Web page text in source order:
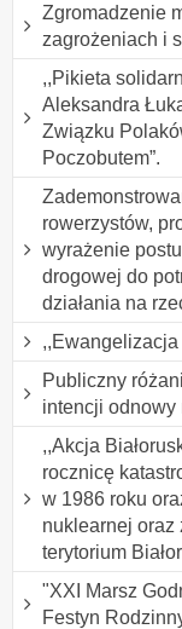
Zgromadzenie
zagrożeniach i
,,Pikieta
Aleksandra
Związku
Poczobutem”.
rowerzystów,
wyrażenie
drogowej do
działania na
,,Ewangelizacja
Publiczny
intencji odnowy
,,Akcja
rocznicę
w 1986 roku
nuklearnej oraz
terytorium
"XXI Marsz
Festyn